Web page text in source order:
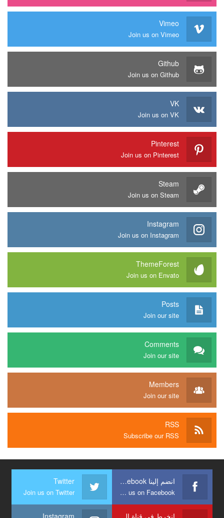
Vimeo
Join us on Vimeo
Github
Join us on Github
VK
Join us on VK
Pinterest
Join us on Pinterest
Steam
Join us on Steam
Instagram
Join us on Instagram
ThemeForest
Join us on Envato
Posts
Join our site
Comments
Join our site
Members
Join our site
RSS
Subscribe our RSS
انضم إلينا Facebook
Join us on Facebook
Twitter
Join us on Twitter